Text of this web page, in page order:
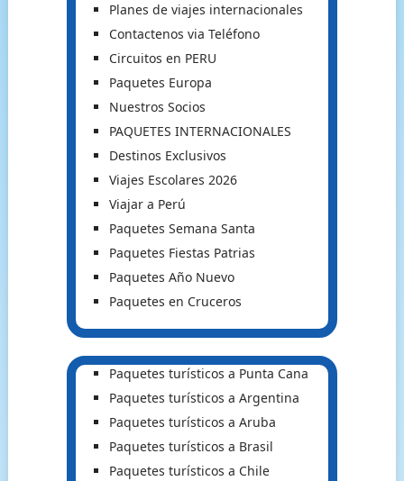
Planes de viajes internacionales
Contactenos via Teléfono
Circuitos en PERU
Paquetes Europa
Nuestros Socios
PAQUETES INTERNACIONALES
Destinos Exclusivos
Viajes Escolares 2026
Viajar a Perú
Paquetes Semana Santa
Paquetes Fiestas Patrias
Paquetes Año Nuevo
Paquetes en Cruceros
Paquetes turísticos a Punta Cana
Paquetes turísticos a Argentina
Paquetes turísticos a Aruba
Paquetes turísticos a Brasil
Paquetes turísticos a Chile